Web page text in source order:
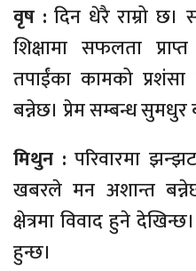
वृष :दिन धेरै राम्रो
शिक्षामा सफलता
तपाईंका कामको
बन्नेछ। प्रेम सम्बन्ध सुमधुर
मिथुन :परिवारमा
खबरले मन अशान्त
क्षेत्रमा विवाद हुने
हुन्छ।